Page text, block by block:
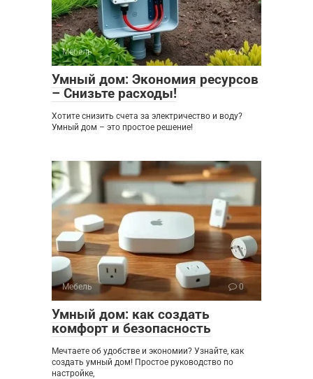
Мебель 0
Умный дом: Экономия ресурсов
– Снизьте расходы!
Хотите снизить счета за электричество и воду?
Умный дом – это простое решение!
Мебель 0
Умный дом: как создать
комфорт и безопасность
Мечтаете об удобстве и экономии? Узнайте, как
создать умный дом! Простое руководство по
настройке,